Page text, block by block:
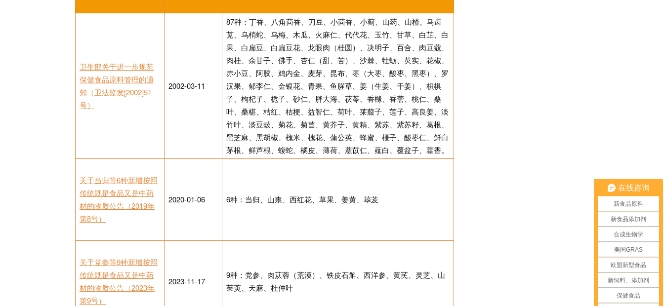
卫生部关于进一步规范
保健食品原料管理的通
知（卫法监发[2002]51
号）
2002-03-11
87种：丁香、八角茴香、刀豆、小茴香、小蓟、山药、山楂、马齿
苋、乌梢蛇、乌梅、木瓜、火麻仁、代代花、玉竹、甘草、白芷、白
果、白扁豆、白扁豆花、龙眼肉（桂圆）、决明子、百合、肉豆蔻、
肉桂、余甘子、佛手、杏仁（甜、苦）、沙棘、牡蛎、芡实、花椒、
赤小豆、阿胶、鸡内金、麦芽、昆布、枣（大枣、酸枣、黑枣）、罗
汉果、郁李仁、金银花、青果、鱼腥草、姜（生姜、干姜）、枳椇
子、枸杞子、栀子、砂仁、胖大海、茯苓、香橼、香薷、桃仁、桑
叶、桑椹、桔红、桔梗、益智仁、荷叶、莱菔子、莲子、高良姜、淡
竹叶、淡豆豉、菊花、菊苣、黄芥子、黄精、紫苏、紫苏籽、葛根、
黑芝麻、黑胡椒、槐米、槐花、蒲公英、蜂蜜、榧子、酸枣仁、鲜白
茅根、鲜芦根、蝮蛇、橘皮、薄荷、薏苡仁、薤白、覆盆子、藿香。
关于当归等6种新增按照
传统既是食品又是中药
材的物质公告（2019年
第8号）
2020-01-06 6种：当归、山柰、西红花、草果、姜黄、荜茇
关于党参等9种新增按照
传统既是食品又是中药
材的物质公告（2023年
第9号）
2023-11-17
9种：党参、肉苁蓉（荒漠）、铁皮石斛、西洋参、黄芪、灵芝、山
茱萸、天麻、杜仲叶
在线咨询
新食品原料
新食品添加剂
合成生物学
美国GRAS
欧盟新型食品
新饲料、添加剂
保健食品